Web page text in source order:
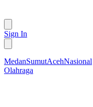
Sign In
MedanSumutAcehNasional
Olahraga